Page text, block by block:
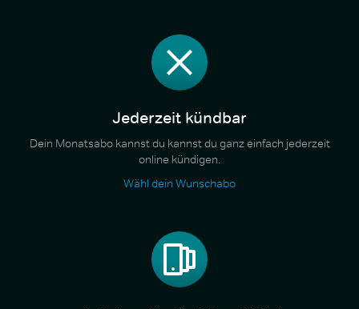
Jederzeit kündbar
Dein Monatsabo kannst du kannst du ganz einfach jederzeit
online kündigen.
Wähl dein Wunschabo